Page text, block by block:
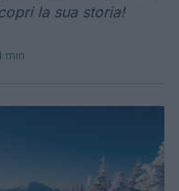
la sua storia!
min